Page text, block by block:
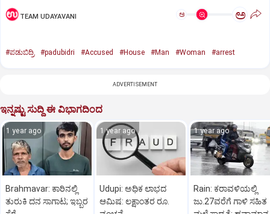
TEAM UDAYAVANI ಅ ಅ
#ಪಡುಬಿದ್ರಿ #padubidri #Accused #House #Man #Woman #arrest
ADVERTISEMENT
ಇನ್ನಷ್ಟು ಸುದ್ದಿ ಈ ವಿಭಾಗದಿಂದ
1 year ago
Brahmavar: ಕಾರಿನಲ್ಲಿ
ತುರುಕಿ ದನ ಸಾಗಾಟ; ಇಬ್ಬರ
1 year ago
Udupi: ಅಧಿಕ ಲಾಭದ
ಆಮಿಷ: ಲಕ್ಷಾಂತರ ರೂ.
1 year ago
Rain: ಕರಾವಳಿಯಲ್ಲಿ
ಜು.27ವರೆಗೆ ಗಾಳಿ ಸಹಿತ